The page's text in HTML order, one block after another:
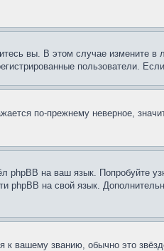
вы. В этом случае измените в
пользователи.
по-прежнему неверное,
на ваш язык. Попробуйте
phpBB на свой язык.
вашему званию, обычно это